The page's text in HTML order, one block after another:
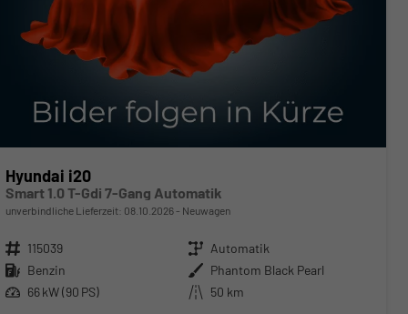
Hyundai i20
Smart 1.0 T-Gdi 7-Gang Automatik
unverbindliche Lieferzeit: 08.10.2026 Neuwagen
Fahrzeugnr. 115039 Getriebe Automatik
Kraftstoff Benzin Außenfarbe Phantom Black Pearl
Leistung 66 kW (90 PS) Kilometerstand 50 km